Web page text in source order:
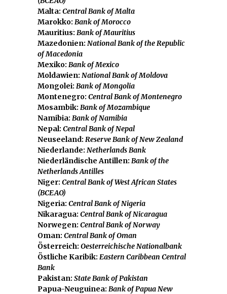
Malta: Central Bank of Malta
Marokko: Bank of Morocco
Mauritius: Bank of Mauritius
Mazedonien: National Bank of the Republic
of Macedonia
Mexiko: Bank of Mexico
Moldawien: National Bank of Moldova
Mongolei: Bank of Mongolia
Montenegro: Central Bank of Montenegro
Mosambik: Bank of Mozambique
Namibia: Bank of Namibia
Nepal: Central Bank of Nepal
Neuseeland: Reserve Bank of New Zealand
Niederlande: Netherlands Bank
Niederländische Antillen: Bank of the
Netherlands Antilles
Niger: Central Bank of West African States
(BCEAO)
Nigeria: Central Bank of Nigeria
Nikaragua: Central Bank of Nicaragua
Norwegen: Central Bank of Norway
Oman: Central Bank of Oman
Österreich: Oesterreichische Nationalbank
Östliche Karibik: Eastern Caribbean Central
Bank
Pakistan: State Bank of Pakistan
Papua-Neuguinea: Bank of Papua New